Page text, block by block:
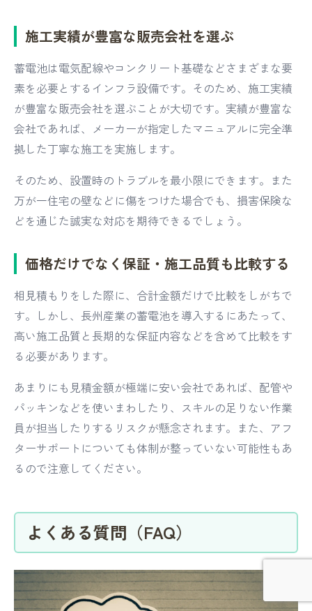
施工実績が豊富な販売会社を選ぶ
蓄電池は電気配線やコンクリート基礎などさまざまな要
素を必要とするインフラ設備です。そのため、施工実績
が豊富な販売会社を選ぶことが大切です。実績が豊富な
会社であれば、メーカーが指定したマニュアルに完全準
拠した丁寧な施工を実施します。
そのため、設置時のトラブルを最小限にできます。また
万が一住宅の壁などに傷をつけた場合でも、損害保険な
どを通じた誠実な対応を期待できるでしょう。
価格だけでなく保証・施工品質も比較する
相見積もりをした際に、合計金額だけで比較をしがちで
す。しかし、長州産業の蓄電池を導入するにあたって、
高い施工品質と長期的な保証内容などを含めて比較をす
る必要があります。
あまりにも見積金額が極端に安い会社であれば、配管や
パッキンなどを使いまわしたり、スキルの足りない作業
員が担当したりするリスクが懸念されます。また、アフ
ターサポートについても体制が整っていない可能性もあ
るので注意してください。
よくある質問（FAQ）